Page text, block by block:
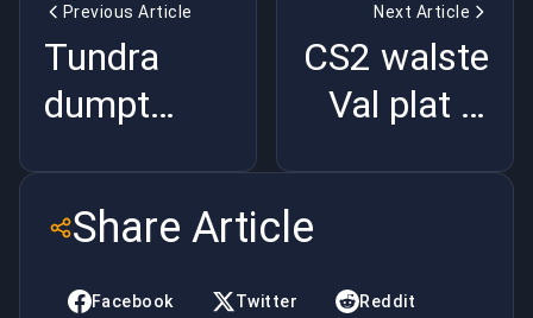
Previous Article
Tundra
dumpt
Het geld
liegt niet |
BuyBoosting
Next Article
CS2 walste
Val plat in
BuyBoosting
Share Article
Facebook Twitter Reddit